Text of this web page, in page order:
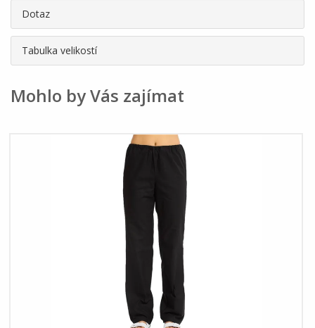
Dotaz
Tabulka velikostí
Mohlo by Vás zajímat